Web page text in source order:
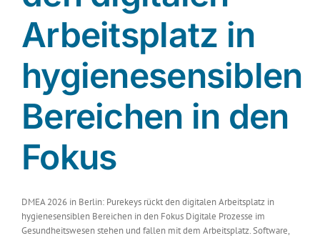
Arbeitsplatz in
hygienesensiblen
Bereichen in den
Fokus
DMEA 2026 in Berlin: Purekeys rückt den digitalen Arbeitsplatz in
hygienesensiblen Bereichen in den Fokus Digitale Prozesse im
Gesundheitswesen stehen und fallen mit dem Arbeitsplatz. Software,